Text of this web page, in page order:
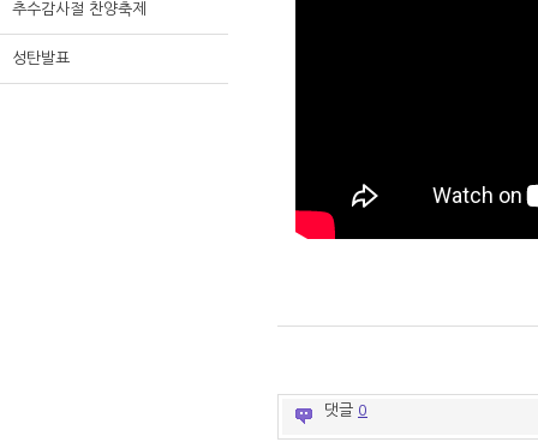
추수감사절 찬양축제
성탄발표
댓글 0